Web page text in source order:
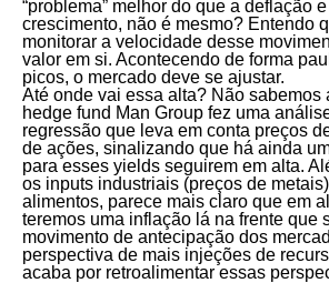
“problema” melhor do que a deflação
crescimento, não é mesmo? Entendo
monitorar a velocidade desse
valor em si. Acontecendo de forma
picos, o mercado deve se ajustar.
Até onde vai essa alta? Não sabemos
hedge fund Man Group fez uma
regressão que leva em conta preços
de ações, sinalizando que há ainda
para esses yields seguirem em alta.
os inputs industriais (preços de
alimentos, parece mais claro que em
teremos uma inflação lá na frente que
movimento de antecipação dos
perspectiva de mais injeções de
acaba por retroalimentar essas